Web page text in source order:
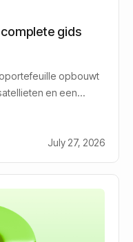
gids
opbouwt
en een
July 27, 2026